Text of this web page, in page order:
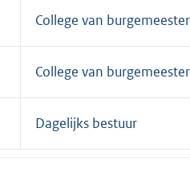
College van
College van
Dagelijks bestuur